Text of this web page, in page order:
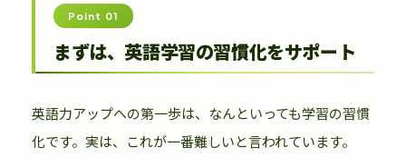
Point 01
まずは、英語学習の習慣化をサポート
英語力アップへの第一歩は、なんといっても学習の習慣
化です。実は、これが一番難しいと言われています。